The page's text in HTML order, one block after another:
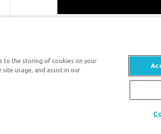
en Génesis es un ministerio de apologética,
su fe y proclamar el evangelio de Jesucristo.
to the storing of cookies on your
usage, and assist in our